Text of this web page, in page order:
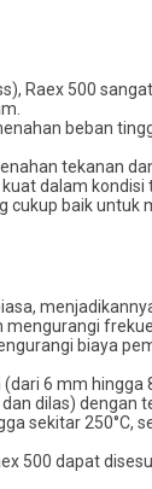
Raex 500
beban
tekanan
dalam kondisi
cukup baik
biaya
6 mm
dilas) dengan
sekitar 250°C,
500 dapat